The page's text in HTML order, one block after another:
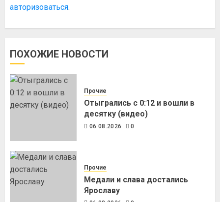
авторизоваться.
ПОХОЖИЕ НОВОСТИ
Прочие
Отыгрались с 0:12 и вошли в
десятку (видео)
06.08.2026 0
Прочие
Медали и слава достались
Ярославу